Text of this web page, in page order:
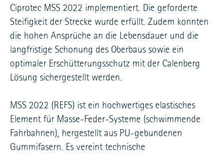
Ciprotec MSS 2022 implementiert. Die geforderte
Steifigkeit der Strecke wurde erfüllt. Zudem konnten
die hohen Ansprüche an die Lebensdauer und die
langfristige Schonung des Oberbaus sowie ein
optimaler Erschütterungsschutz mit der Calenberg
Lösung sichergestellt werden.
MSS 2022 (REFS) ist ein hochwertiges elastisches
Element für Masse-Feder-Systeme (schwimmende
Fahrbahnen), hergestellt aus PU-gebundenen
Gummifasern. Es vereint technische